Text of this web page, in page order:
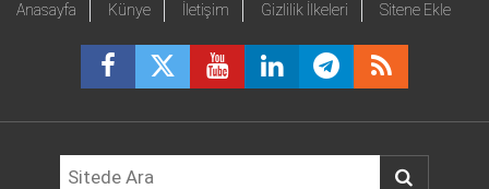
Anasayfa Künye İletişim Gizlilik İlkeleri Sitene Ekle